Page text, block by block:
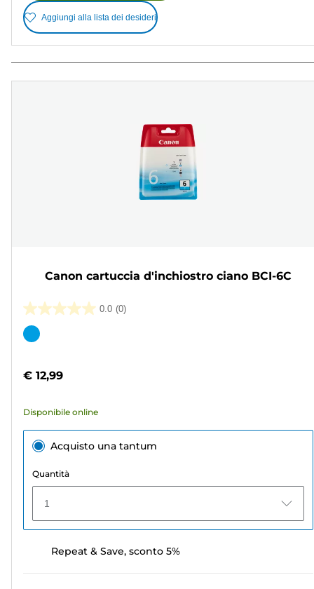
Aggiungi alla lista dei desideri
Canon cartuccia d'inchiostro ciano BCI-6C
0.0 (0)
0.0
su
Cartuccia
€ 12,99
Disponibile online
Acquisto una tantum
Quantità
1
Repeat & Save, sconto 5%